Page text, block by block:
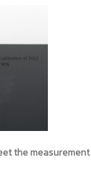
the measurement